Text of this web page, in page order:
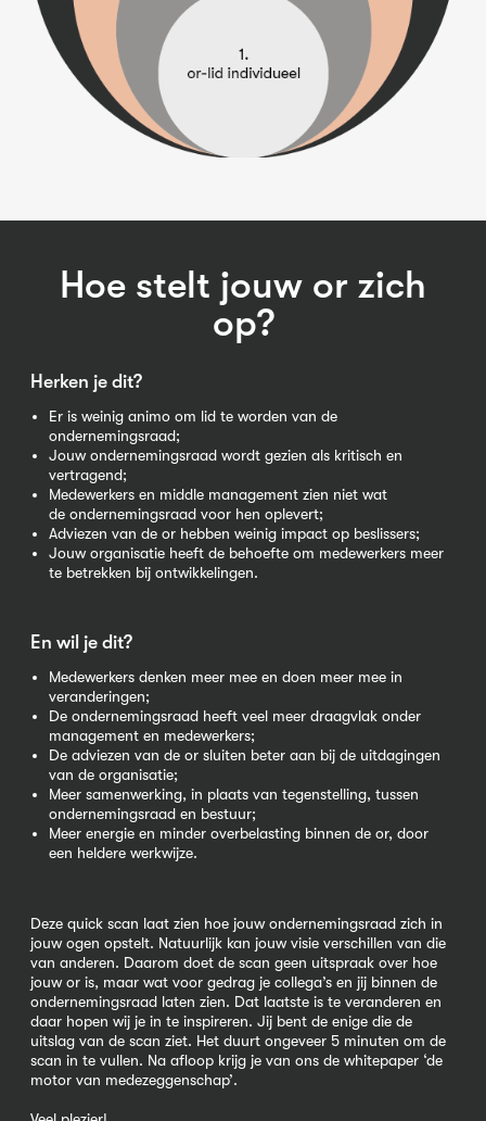
Hoe stelt jouw or zich
op?
Herken je dit?
Er is weinig animo om lid te worden van de
ondernemingsraad;
Jouw ondernemingsraad wordt gezien als kritisch en
vertragend;
Medewerkers en middle management zien niet wat
de ondernemingsraad voor hen oplevert;
Adviezen van de or hebben weinig impact op beslissers;
Jouw organisatie heeft de behoefte om medewerkers meer
te betrekken bij ontwikkelingen.
En wil je dit?
Medewerkers denken meer mee en doen meer mee in
veranderingen;
De ondernemingsraad heeft veel meer draagvlak onder
management en medewerkers;
De adviezen van de or sluiten beter aan bij de uitdagingen
van de organisatie;
Meer samenwerking, in plaats van tegenstelling, tussen
ondernemingsraad en bestuur;
Meer energie en minder overbelasting binnen de or, door
een heldere werkwijze.
Deze quick scan laat zien hoe jouw ondernemingsraad zich in
jouw ogen opstelt. Natuurlijk kan jouw visie verschillen van die
van anderen. Daarom doet de scan geen uitspraak over hoe
jouw or is, maar wat voor gedrag je collega’s en jij binnen de
ondernemingsraad laten zien. Dat laatste is te veranderen en
daar hopen wij je in te inspireren. Jij bent de enige die de
uitslag van de scan ziet. Het duurt ongeveer 5 minuten om de
scan in te vullen. Na afloop krijg je van ons de whitepaper ‘de
motor van medezeggenschap’.